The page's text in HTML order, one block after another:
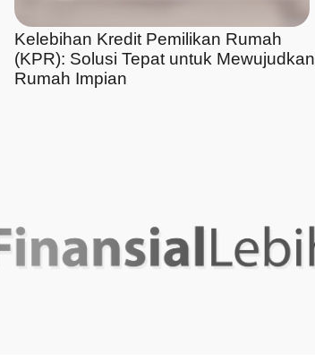
Kelebihan Kredit Pemilikan Rumah
(KPR): Solusi Tepat untuk Mewujudkan
Rumah Impian